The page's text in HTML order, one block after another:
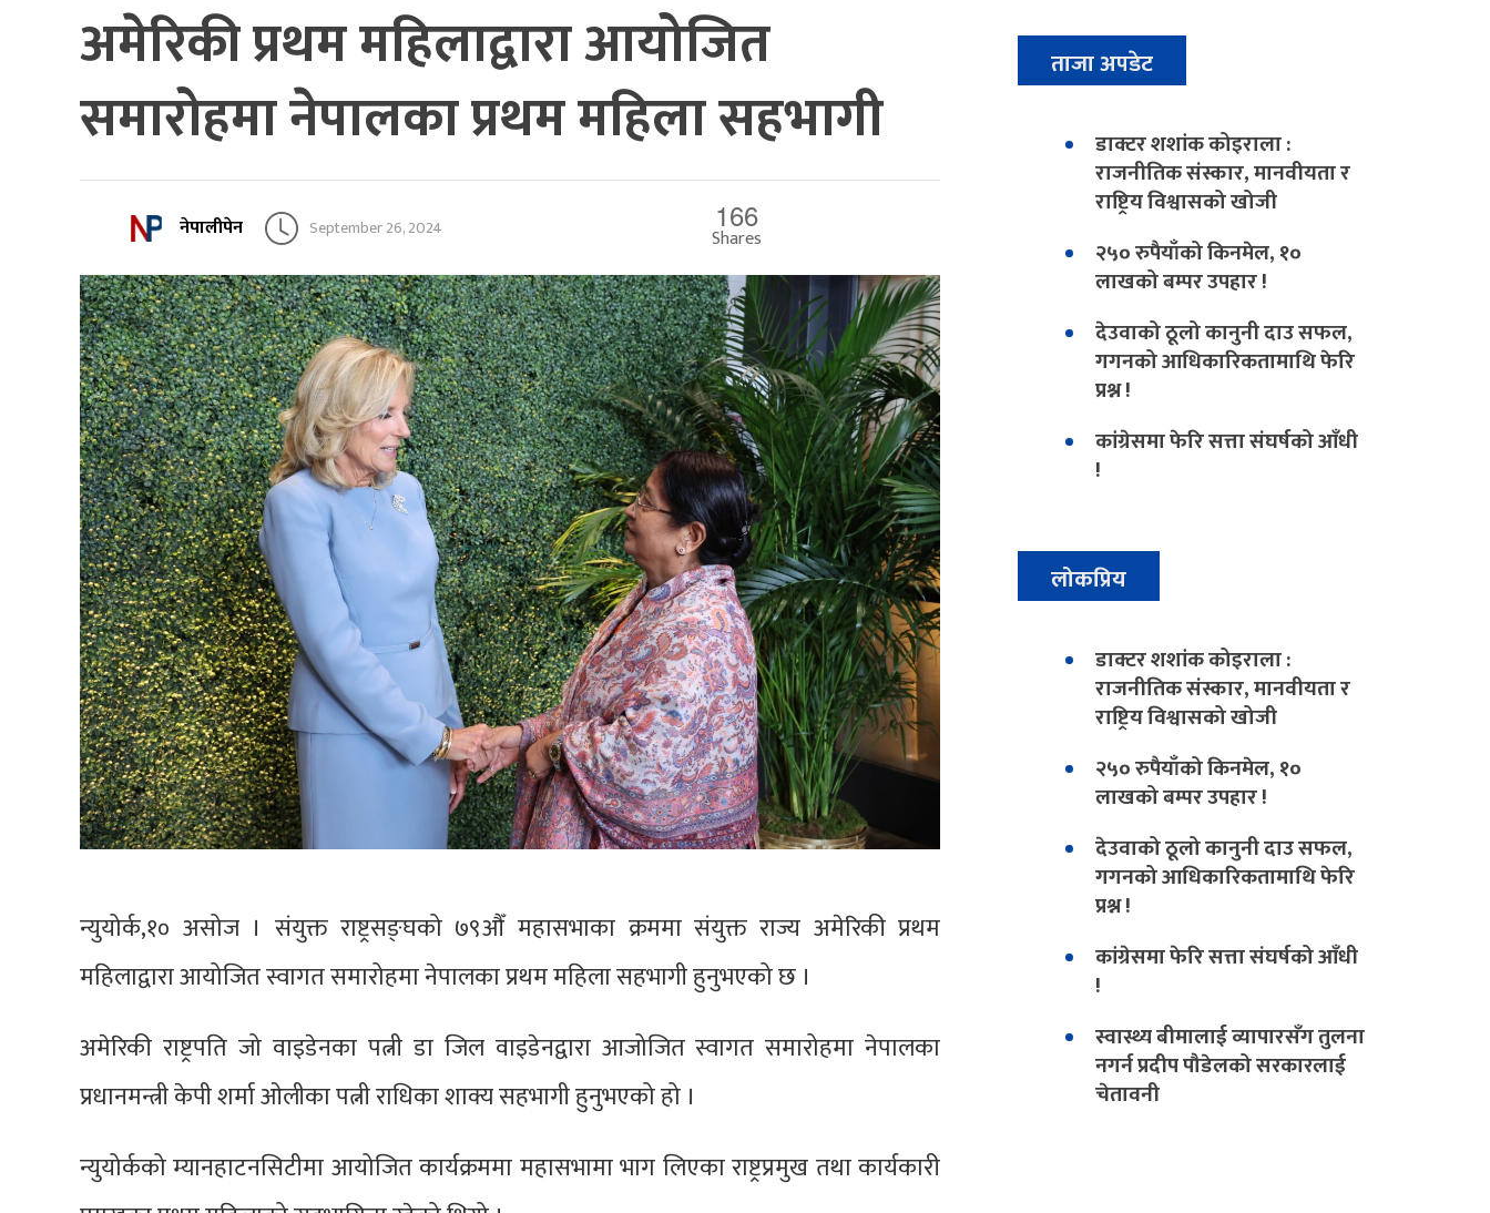
अमेरिकी प्रथम महिलाद्वारा आयोजित
समारोहमा नेपालका प्रथम महिला सहभागी
नेपालीपेन September 26, 2024 166
Shares
न्युयोर्क,१० असोज । संयुक्त राष्ट्रसङ्घको ७९औँ महासभाका क्रममा संयुक्त राज्य अमेरिकी प्रथम
महिलाद्वारा आयोजित स्वागत समारोहमा नेपालका प्रथम महिला सहभागी हुनुभएको छ ।
अमेरिकी राष्ट्रपति जो वाइडेनका पत्नी डा जिल वाइडेनद्वारा आजोजित स्वागत समारोहमा नेपालका
प्रधानमन्त्री केपी शर्मा ओलीका पत्नी राधिका शाक्य सहभागी हुनुभएको हो ।
न्युयोर्कको म्यानहाटनसिटीमा आयोजित कार्यक्रममा महासभामा भाग लिएका राष्ट्रप्रमुख तथा कार्यकारी
ताजा अपडेट
डाक्टर शशांक कोइराला :
राजनीतिक संस्कार, मानवीयता र
राष्ट्रिय विश्वासको खोजी
२५० रुपैयाँको किनमेल, १०
लाखको बम्पर उपहार !
देउवाको ठूलो कानुनी दाउ सफल,
गगनको आधिकारिकतामाथि फेरि
प्रश्न !
कांग्रेसमा फेरि सत्ता संघर्षको आँधी
!
लोकप्रिय
डाक्टर शशांक कोइराला :
राजनीतिक संस्कार, मानवीयता र
राष्ट्रिय विश्वासको खोजी
२५० रुपैयाँको किनमेल, १०
लाखको बम्पर उपहार !
देउवाको ठूलो कानुनी दाउ सफल,
गगनको आधिकारिकतामाथि फेरि
प्रश्न !
कांग्रेसमा फेरि सत्ता संघर्षको आँधी
!
स्वास्थ्य बीमालाई व्यापारसँग तुलना
नगर्न प्रदीप पौडेलको सरकारलाई
चेतावनी